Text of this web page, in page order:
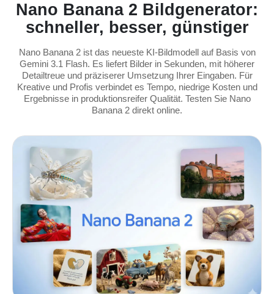
Nano Banana 2 Bildgenerator:
schneller, besser, günstiger
Nano Banana 2 ist das neueste KI-Bildmodell auf Basis von
Gemini 3.1 Flash. Es liefert Bilder in Sekunden, mit höherer
Detailtreue und präziserer Umsetzung Ihrer Eingaben. Für
Kreative und Profis verbindet es Tempo, niedrige Kosten und
Ergebnisse in produktionsreifer Qualität. Testen Sie Nano
Banana 2 direkt online.